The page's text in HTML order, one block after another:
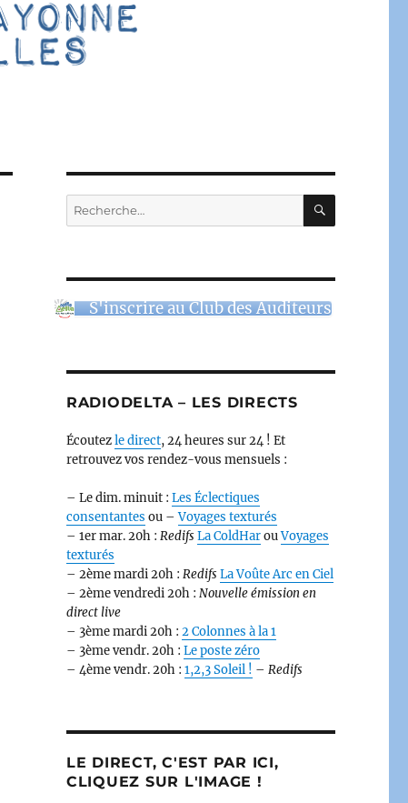
Recherche
pour :
S'inscrire au Club des Auditeurs
RADIODELTA – LES DIRECTS
Écoutezle direct, 24 heures sur 24 ! Et
retrouvez vos rendez-vous mensuels :
– Le dim. minuit : Les Éclectiques
consentantes ou –Voyages texturés
– 1er mar. 20h : Redifs La ColdHarouVoyages
texturés
– 2ème mardi 20h : Redifs La Voûte Arc en Ciel
– 2ème vendredi 20h : Nouvelle émission en
direct live
– 3ème mardi 20h : 2 Colonnes à la 1
– 3ème vendr. 20h : Le poste zéro
– 4ème vendr. 20h : 1,2,3 Soleil ! – Redifs
LE DIRECT, C'EST PAR ICI,
CLIQUEZ SUR L'IMAGE !